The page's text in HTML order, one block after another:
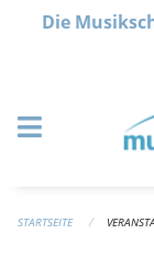
Navigation
Die
STARTSEITE